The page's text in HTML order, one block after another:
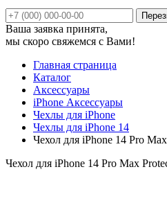
Ваша заявка принята,
мы скоро свяжемся с Вами!
Главная страница
Каталог
Аксессуары
iPhone Аксессуары
Чехлы для iPhone
Чехлы для iPhone 14
Чехол для iPhone 14 Pro
Чехол для iPhone 14 Pro Max